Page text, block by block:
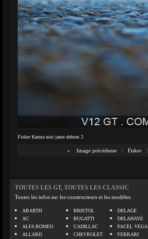
Fisker Karma noir jante debout 2
« Image précédente | Fisker |
TOUTES LES GT, TOUTES LES CLASSIC
Toutes les infos sur les constructeurs et les modèles.
ABARTH
AC
ALFA ROMEO
ALLARD
BRISTOL
BUGATTI
CADILLAC
CHEVROLET
DELAGE
DELAHAYE
FACEL VEGA
FERRARI